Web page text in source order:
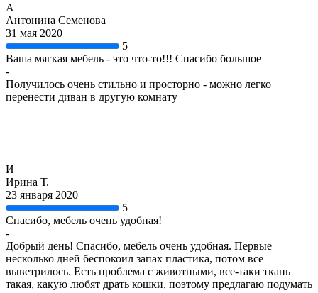
А
Антонина Семенова
31 мая 2020
5
Ваша мягкая мебель - это что-то!!! Спасибо большое
-
Получилось очень стильно и просторно - можно легко
перенести диван в другую комнату
И
Ирина Т.
23 января 2020
5
Спасибо, мебель очень удобная!
-
Добрый день! Спасибо, мебель очень удобная. Первые
несколько дней беспокоил запах пластика, потом все
выветрилось. Есть проблема с животными, все-таки ткань
такая, какую любят драть кошки, поэтому предлагаю подумать